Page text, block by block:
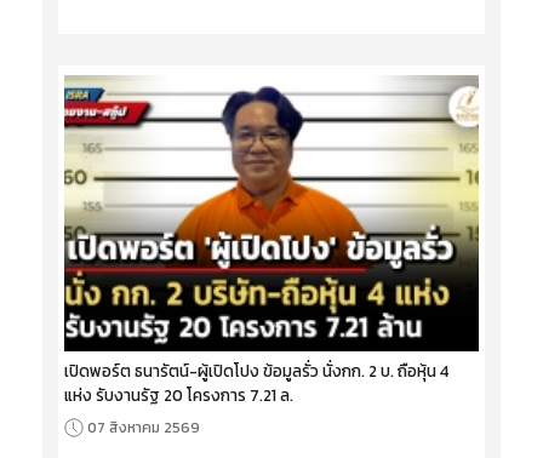
เปิดพอร์ต ธนารัตน์-ผู้เปิดโปง ข้อมูลรั่ว นั่งกก. 2 บ. ถือหุ้น 4
แห่ง รับงานรัฐ 20 โครงการ 7.21 ล.
07 สิงหาคม 2569